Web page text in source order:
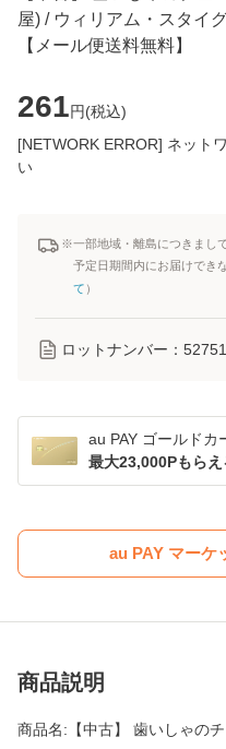
屋) / ウィリアム・スタイ
【メール便送料無料】
261円(税込)
[NETWORK ERROR] ネット
い
※一部地域・離島につきまし
予定日期間内にお届けでき
て ）
ロットナンバー：
au PAY ゴールドカ
最大23,000Pもら
au PAY マーケ
商品説明
商品名:【中古】 歯いしゃの